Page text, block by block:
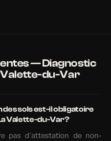
— Diagnostic
Valette-du-Var
des sols est-il obligatoire
Valette-du-Var ?
pas d'attestation de non-